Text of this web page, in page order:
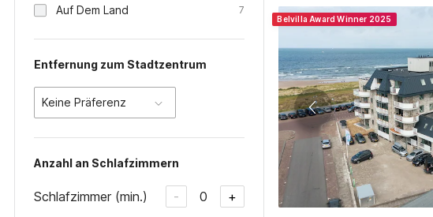
Auf Dem Land 7
Entfernung zum Stadtzentrum
Keine Präferenz
Anzahl an Schlafzimmern
Schlafzimmer (min.) - 0 +
Belvilla Award Winner 2025